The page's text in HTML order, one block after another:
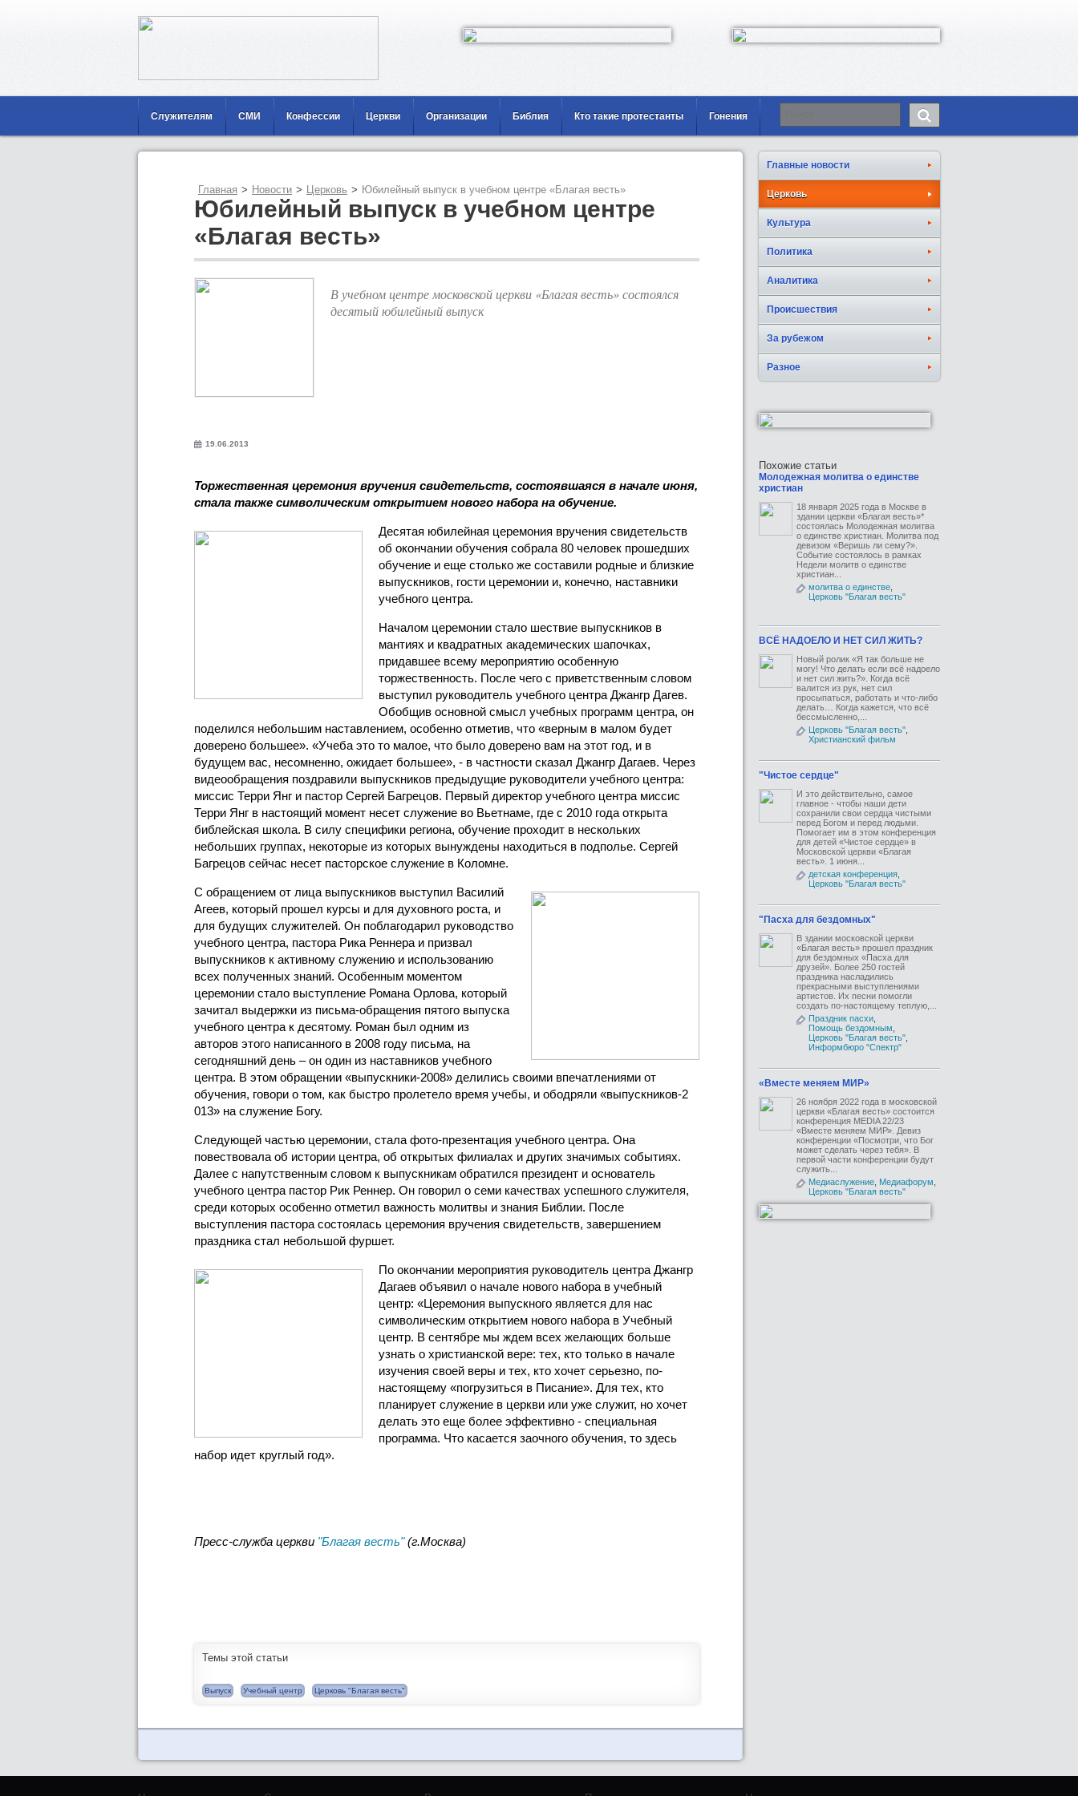
Служителям СМИ Конфессии Церкви Организации Библия Кто такие протестанты Гонения
Главная > Новости > Церковь > Юбилейный выпуск в учебном центре «Благая весть»
Юбилейный выпуск в учебном центре
«Благая весть»
В учебном центре московской церкви «Благая весть» состоялся
десятый юбилейный выпуск
19.06.2013
Торжественная церемония вручения свидетельств, состоявшаяся в начале июня,
стала также символическим открытием нового набора на обучение.
Десятая юбилейная церемония вручения свидетельств
об окончании обучения собрала 80 человек прошедших
обучение и еще столько же составили родные и близкие
выпускников, гости церемонии и, конечно, наставники
учебного центра.
Началом церемонии стало шествие выпускников в
мантиях и квадратных академических шапочках,
придавшее всему мероприятию особенную
торжественность. После чего с приветственным словом
выступил руководитель учебного центра Джангр Дагев.
Обобщив основной смысл учебных программ центра, он
поделился небольшим наставлением, особенно отметив, что «верным в малом будет
доверено большее». «Учеба это то малое, что было доверено вам на этот год, и в
будущем вас, несомненно, ожидает большее», - в частности сказал Джангр Дагаев. Через
видеообращения поздравили выпускников предыдущие руководители учебного центра:
миссис Терри Янг и пастор Сергей Багрецов. Первый директор учебного центра миссис
Терри Янг в настоящий момент несет служение во Вьетнаме, где с 2010 года открыта
библейская школа. В силу специфики региона, обучение проходит в нескольких
небольших группах, некоторые из которых вынуждены находиться в подполье. Сергей
Багрецов сейчас несет пасторское служение в Коломне.
С обращением от лица выпускников выступил Василий
Агеев, который прошел курсы и для духовного роста, и
для будущих служителей. Он поблагодарил руководство
учебного центра, пастора Рика Реннера и призвал
выпускников к активному служению и использованию
всех полученных знаний. Особенным моментом
церемонии стало выступление Романа Орлова, который
зачитал выдержки из письма-обращения пятого выпуска
учебного центра к десятому. Роман был одним из
авторов этого написанного в 2008 году письма, на
сегодняшний день – он один из наставников учебного
центра. В этом обращении «выпускники-2008» делились своими впечатлениями от
обучения, говори о том, как быстро пролетело время учебы, и ободряли «выпускников-2
013» на служение Богу.
Следующей частью церемонии, стала фото-презентация учебного центра. Она
повествовала об истории центра, об открытых филиалах и других значимых событиях.
Далее с напутственным словом к выпускникам обратился президент и основатель
учебного центра пастор Рик Реннер. Он говорил о семи качествах успешного служителя,
среди которых особенно отметил важность молитвы и знания Библии. После
выступления пастора состоялась церемония вручения свидетельств, завершением
праздника стал небольшой фуршет.
По окончании мероприятия руководитель центра Джангр
Дагаев объявил о начале нового набора в учебный
центр: «Церемония выпускного является для нас
символическим открытием нового набора в Учебный
центр. В сентябре мы ждем всех желающих больше
узнать о христианской вере: тех, кто только в начале
изучения своей веры и тех, кто хочет серьезно, по-
настоящему «погрузиться в Писание». Для тех, кто
планирует служение в церкви или уже служит, но хочет
делать это еще более эффективно - специальная
программа. Что касается заочного обучения, то здесь
набор идет круглый год».
Пресс-служба церкви "Благая весть"(г.Москва)
Темы этой статьи
Выпуск Учебный центр Церковь "Благая весть"
Главные новости
Церковь
Культура
Политика
Аналитика
Происшествия
За рубежом
Разное
Похожие статьи
Молодежная молитва о единстве
христиан
18 января 2025 года в Москве в
здании церкви «Благая весть»*
состоялась Молодежная молитва
о единстве христиан. Молитва под
девизом «Веришь ли сему?».
Событие состоялось в рамках
Недели молитв о единстве
христиан...
молитва о единстве
Церковь "Благая весть"
ВСЁ НАДОЕЛО И НЕТ СИЛ ЖИТЬ?
Новый ролик «Я так больше не
могу! Что делать если всё надоело
и нет сил жить?». Когда всё
валится из рук, нет сил
просыпаться, работать и что-либо
делать… Когда кажется, что всё
бессмысленно,...
Церковь "Благая весть"
Христианский фильм
"Чистое сердце"
И это действительно, самое
главное - чтобы наши дети
сохранили свои сердца чистыми
перед Богом и перед людьми.
Помогает им в этом конференция
для детей «Чистое сердце» в
Московской церкви «Благая
весть». 1 июня...
детская конференция
Церковь "Благая весть"
"Пасха для бездомных"
В здании московской церкви
«Благая весть» прошел праздник
для бездомных «Пасха для
друзей». Более 250 гостей
праздника насладились
прекрасными выступлениями
артистов. Их песни помогли
создать по-настоящему теплую,...
Праздник пасхи
Помощь бездомным
Церковь "Благая весть"
Информбюро "Спектр"
«Вместе меняем МИР»
26 ноября 2022 года в московской
церкви «Благая весть» состоится
конференция MEDIA 22/23
«Вместе меняем МИР». Девиз
конференции «Посмотри, что Бог
может сделать через тебя». В
первой части конференции будут
служить...
Медиаслужение Медиафорум
Церковь "Благая весть"